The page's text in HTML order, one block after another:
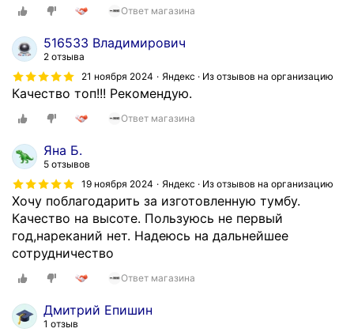
Ответ магазина
516533 Владимирович
2 отзыва
21 ноября 2024
Яндекс · Из отзывов на организацию
Качество топ!!! Рекомендую.
Ответ магазина
Яна Б.
5 отзывов
19 ноября 2024
Яндекс · Из отзывов на организацию
Хочу поблагодарить за изготовленную тумбу.
Качество на высоте. Пользуюсь не первый
год,нареканий нет. Надеюсь на дальнейшее
сотрудничество
Ответ магазина
Дмитрий Епишин
1 отзыв